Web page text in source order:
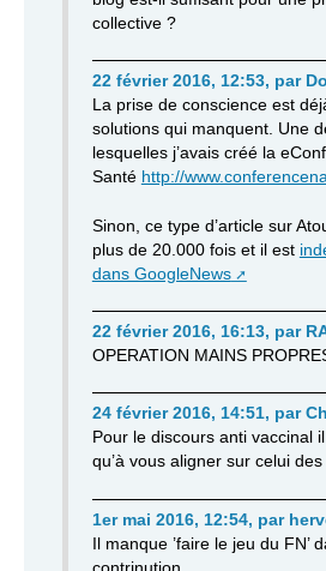
collective ?
22 février 2016, 12:53, par
La prise de conscience est
solutions qui manquent. Une
lesquelles j’avais créé la
Santé http://
Sinon, ce type d’article sur
plus de 20.000 fois et il est
dans GoogleNews
22 février 2016, 16:13, par
OPERATION MAINS
24 février 2016, 14:51, par
Pour le discours anti vaccinal
qu’à vous aligner sur celui
1er mai 2016, 12:54, par
Il manque ’faire le jeu du FN’